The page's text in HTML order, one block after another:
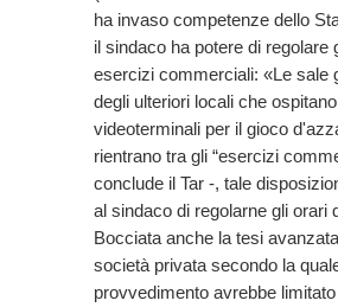
ha invaso competenze dello
il sindaco ha potere di regolare
esercizi commerciali: «Le sale
degli ulteriori locali che ospitano
videoterminali per il gioco
rientrano tra gli “esercizi
conclude il Tar -, tale
al sindaco di regolarne gli orari
Bocciata anche la tesi
società privata secondo la
provvedimento avrebbe